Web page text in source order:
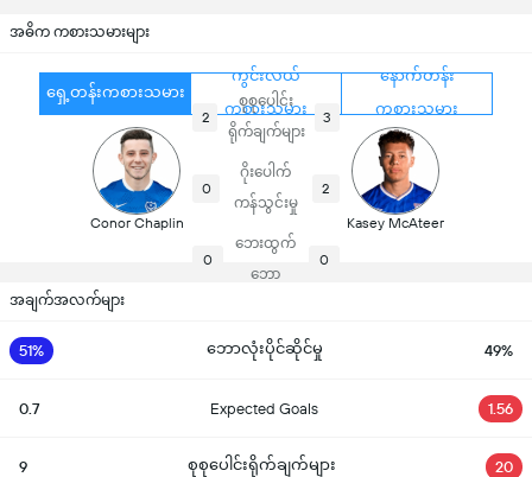
အဓိက ကစားသမားများ
ရှေ့တန်းကစားသမား
ကွင်းလယ်
ကစားသမား
နောက်တန်း
ကစားသမား
Conor Chaplin
2
စုစုပေါင်း
ရိုက်ချက်များ
3
0
ဂိုးပေါက်
ကန်သွင်းမှု
2
0
ဘေးထွက်
ဘော
0
Kasey McAteer
အချက်အလက်များ
51% ဘောလုံးပိုင်ဆိုင်မှု 49%
0.7 Expected Goals 1.56
9 စုစုပေါင်းရိုက်ချက်များ 20